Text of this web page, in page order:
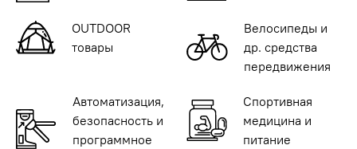
OUTDOOR
товары
Велосипеды и
др. средства
передвижения
Автоматизация,
безопасность и
программное
Спортивная
медицина и
питание